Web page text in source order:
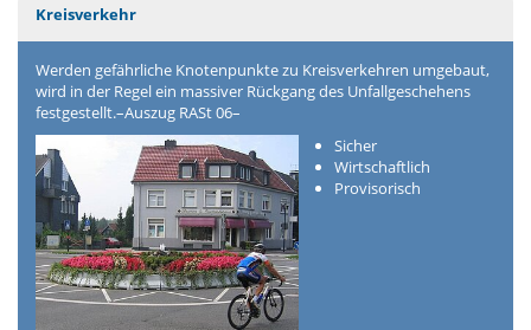
Kreisverkehr
Werden gefährliche Knotenpunkte zu Kreisverkehren umgebaut,
wird in der Regel ein massiver Rückgang des Unfallgeschehens
festgestellt.–Auszug RASt 06–
Sicher
Wirtschaftlich
Provisorisch